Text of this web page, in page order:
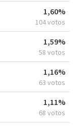
1,60%
104 votos
1,59%
58 votos
1,16%
63 votos
1,11%
68 votos